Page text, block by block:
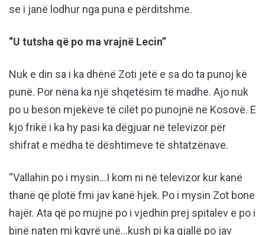
se i janë lodhur nga puna e përditshme.
“U tutsha që po ma vrajnë Lecin”
Nuk e din sa i ka dhënë Zoti jetë e sa do ta punoj kë
punë. Por nëna ka një shqetësim të madhe. Ajo nuk
po u beson mjekëve të cilët po punojnë në Kosovë. E
kjo frikë i ka hy pasi ka dëgjuar në televizor për
shifrat e mëdha të dështimeve të shtatzënave.
“Vallahin po i mysin…I kom ni në televizor kur kanë
thanë që plotë fmi jav kanë hjek. Po i mysin Zot bone
hajër. Ata që po mujnë po i vjedhin prej spitalev e po i
binë naten mi kqyrë unë…kush pi ka gjallë po jav